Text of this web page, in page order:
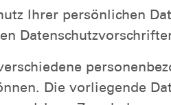
Ihrer persönlichen
Die vorliegende